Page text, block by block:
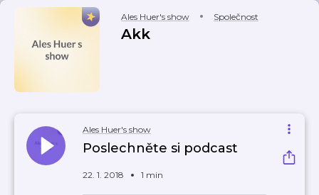
Ales Huer's show Společnost
Akk
Ales Huer's show
Poslechněte si podcast
22. 1. 2018 1 min